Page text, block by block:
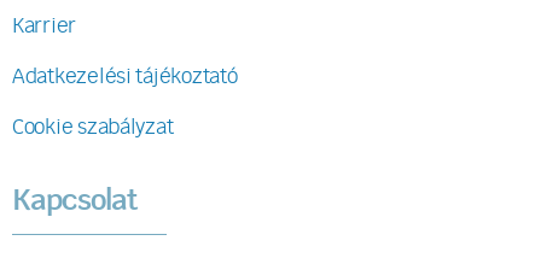
Karrier
Adatkezelési tájékoztató
Cookie szabályzat
Kapcsolat